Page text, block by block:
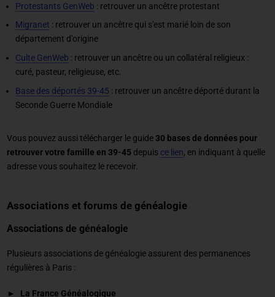
Protestants GenWeb : retrouver un ancêtre protestant
Migranet : retrouver un ancêtre qui s'est marié loin de son
département d'origine
Culte GenWeb : retrouver un ancêtre ou un collatéral religieux :
curé, pasteur, religieuse, etc.
Base des déportés 39-45 : retrouver un ancêtre déporté durant la
Seconde Guerre Mondiale
Vous pouvez aussi télécharger le guide30 bases de données pour
retrouver votre famille en 39-45 depuis ce lien, en indiquant à quelle
adresse vous souhaitez le recevoir.
Associations et forums de généalogie
Associations de généalogie
Plusieurs associations de généalogie assurent des permanences
régulières à Paris :
La France Généalogique